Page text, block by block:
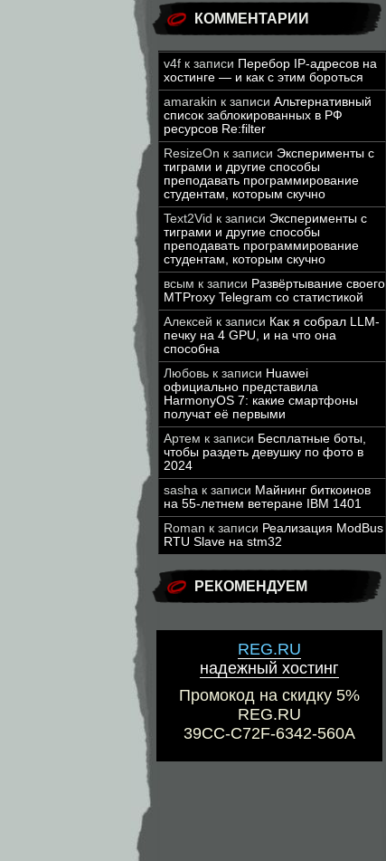
КОММЕНТАРИИ
v4f к записи Перебор IP-адресов на
хостинге — и как с этим бороться
amarakin к записи Альтернативный
список заблокированных в РФ
ресурсов Re:filter
ResizeOn к записи Эксперименты с
тиграми и другие способы
преподавать программирование
студентам, которым скучно
Text2Vid к записи Эксперименты с
тиграми и другие способы
преподавать программирование
студентам, которым скучно
всым к записи Развёртывание своего
MTProxy Telegram со статистикой
Алексей к записи Как я собрал LLM-
печку на 4 GPU, и на что она
способна
Любовь к записи Huawei
официально представила
HarmonyOS 7: какие смартфоны
получат её первыми
Артем к записи Бесплатные боты,
чтобы раздеть девушку по фото в
2024
sasha к записи Майнинг биткоинов
на 55-летнем ветеране IBM 1401
Roman к записи Реализация ModBus
RTU Slave на stm32
РЕКОМЕНДУЕМ
REG.RU
надежный хостинг
Промокод на скидку 5%
REG.RU
39CC-C72F-6342-560A